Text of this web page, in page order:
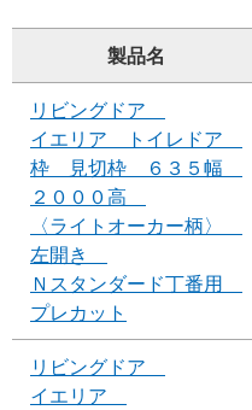
製品名
リビングドア
イエリア トイレドア
枠 見切枠 ６３５幅
２０００高
〈ライトオーカー柄〉
左開き
Ｎスタンダード丁番用
プレカット
リビングドア
イエリア